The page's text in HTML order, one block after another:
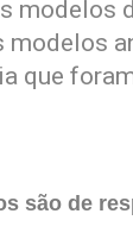
modelos
modelos
que
são de